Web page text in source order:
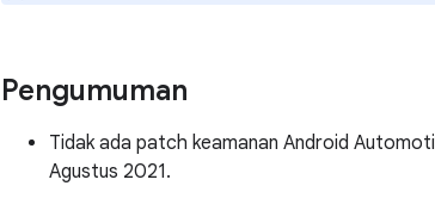
Pengumuman
Tidak ada patch keamanan Android
Agustus 2021.